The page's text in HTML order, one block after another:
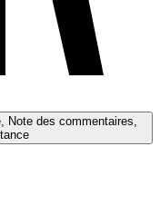
Note des commentaires,